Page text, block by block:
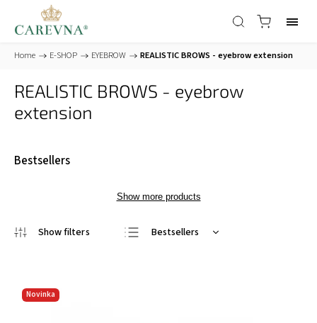
Home / E-SHOP / EYEBROW / REALISTIC BROWS - eyebrow extension
REALISTIC BROWS - eyebrow
extension
Bestsellers
Show more products
Bestsellers
Novinka